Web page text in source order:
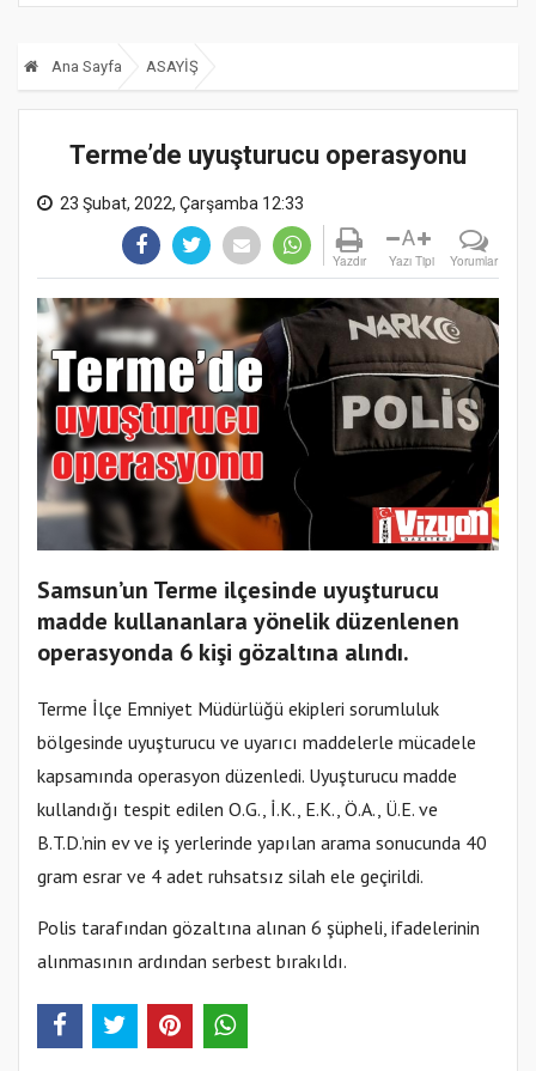
Ana Sayfa ASAYİŞ
Terme’de uyuşturucu operasyonu
23 Şubat, 2022, Çarşamba 12:33
Yazdır
A
Yazı Tipi Yorumlar
Samsun’un Terme ilçesinde uyuşturucu
madde kullananlara yönelik düzenlenen
operasyonda 6 kişi gözaltına alındı.
Terme İlçe Emniyet Müdürlüğü ekipleri sorumluluk
bölgesinde uyuşturucu ve uyarıcı maddelerle mücadele
kapsamında operasyon düzenledi. Uyuşturucu madde
kullandığı tespit edilen O.G., İ.K., E.K., Ö.A., Ü.E. ve
B.T.D.’nin ev ve iş yerlerinde yapılan arama sonucunda 40
gram esrar ve 4 adet ruhsatsız silah ele geçirildi.
Polis tarafından gözaltına alınan 6 şüpheli, ifadelerinin
alınmasının ardından serbest bırakıldı.